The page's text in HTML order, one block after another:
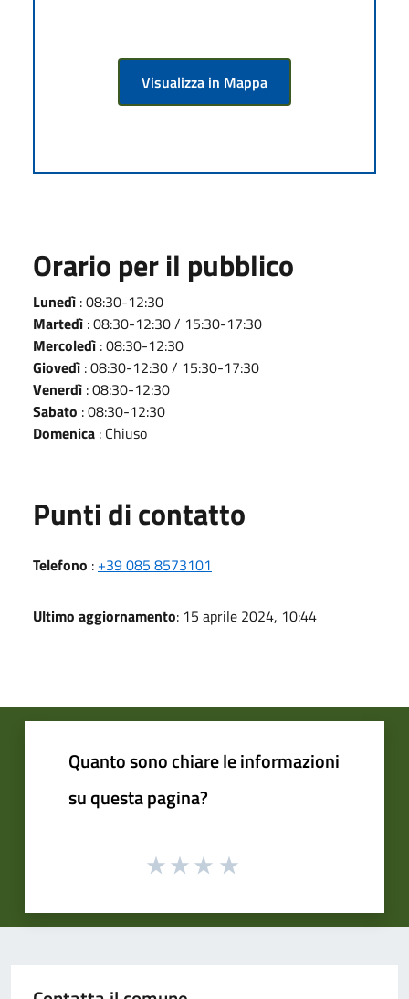
Visualizza in Mappa
Orario per il pubblico
Lunedì : 08:30-12:30
Martedì : 08:30-12:30 / 15:30-17:30
Mercoledì : 08:30-12:30
Giovedì : 08:30-12:30 / 15:30-17:30
Venerdì : 08:30-12:30
Sabato : 08:30-12:30
Domenica : Chiuso
Punti di contatto
Telefono : +39 085 8573101
Ultimo aggiornamento: 15 aprile 2024, 10:44
Quanto sono chiare le informazioni
su questa pagina?